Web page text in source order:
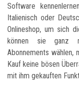
Software
Italienisch oder
Onlineshop, um sich
können sie ganz
Abonnements wählen,
Kauf keine bösen
mit ihm gekauften